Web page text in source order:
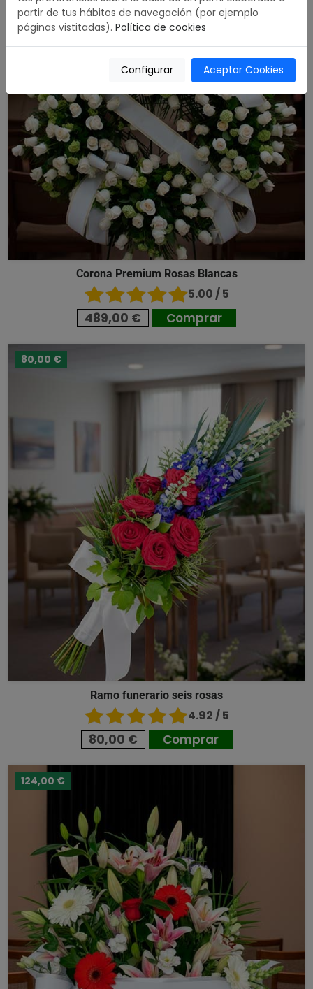
Corona Premium Rosas Blancas
5.00 / 5
489,00 € Comprar
80,00 €
Ramo funerario seis rosas
4.92 / 5
80,00 € Comprar
124,00 €
partir de tus hábitos de navegación (por ejemplo
páginas vistitadas). Política de cookies
Configurar Aceptar Cookies